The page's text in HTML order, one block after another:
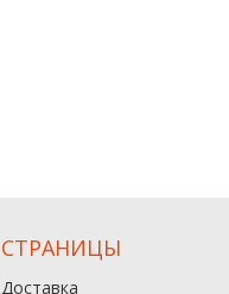
СТРАНИЦЫ
Доставка